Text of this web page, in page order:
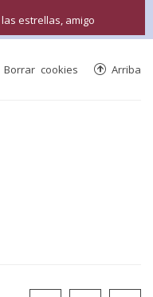
estrellas, amigo
Arriba
Borrar cookies